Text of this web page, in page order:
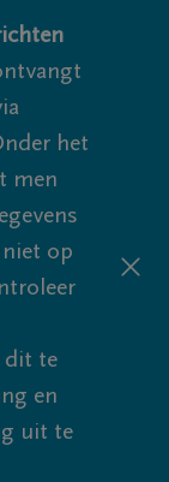
het
men
op
dit te
en
uit te